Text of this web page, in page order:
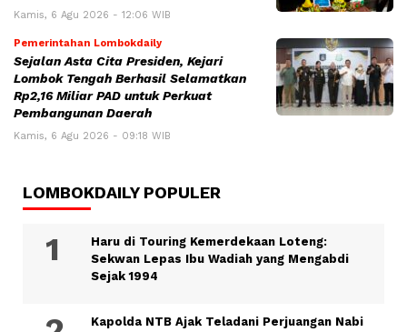
Kamis, 6 Agu 2026 - 12:06 WIB
Pemerintahan Lombokdaily
Sejalan Asta Cita Presiden, Kejari
Lombok Tengah Berhasil Selamatkan
Rp2,16 Miliar PAD untuk Perkuat
Pembangunan Daerah
Kamis, 6 Agu 2026 - 09:18 WIB
LOMBOKDAILY POPULER
Haru di Touring Kemerdekaan Loteng:
Sekwan Lepas Ibu Wadiah yang Mengabdi
Sejak 1994
Kapolda NTB Ajak Teladani Perjuangan Nabi